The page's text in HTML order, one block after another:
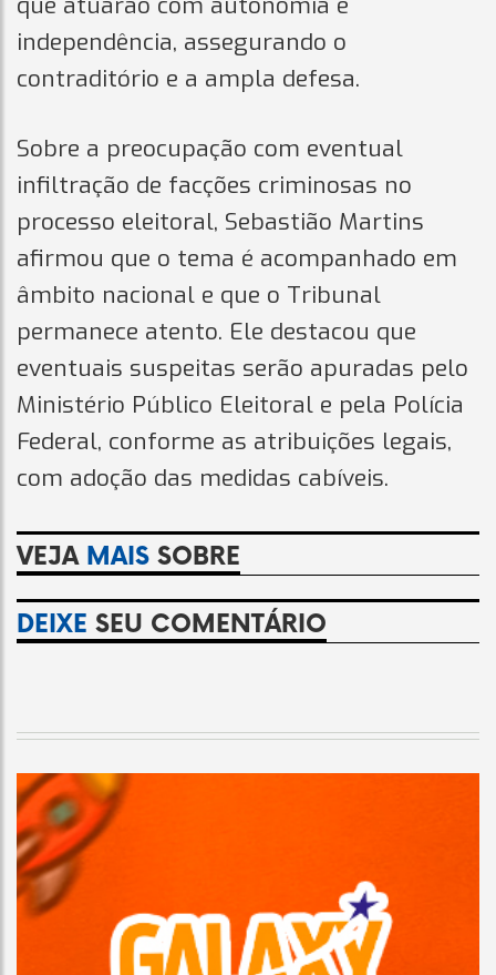
independência, assegurando o
contraditório e a ampla defesa.
Sobre a preocupação com eventual
infiltração de facções criminosas no
processo eleitoral, Sebastião Martins
afirmou que o tema é acompanhado em
âmbito nacional e que o Tribunal
permanece atento. Ele destacou que
eventuais suspeitas serão apuradas pelo
Ministério Público Eleitoral e pela Polícia
Federal, conforme as atribuições legais,
com adoção das medidas cabíveis.
VEJA MAIS SOBRE
DEIXE SEU COMENTÁRIO